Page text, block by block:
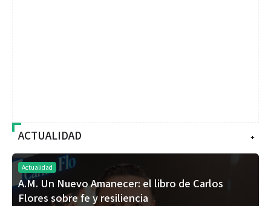
+
ACTUALIDAD
Actualidad
A.M. Un Nuevo Amanecer: el libro de Carlos
Flores sobre fe y resiliencia